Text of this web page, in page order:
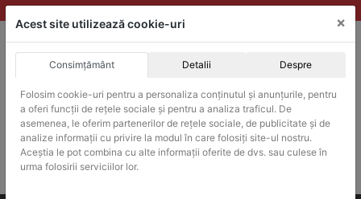
Skip
to
ACHIZITII PUBLICE
Produsele pot fi achizitionate si in sistemul SEAP / SICAP
Products
search
CAUTARE
Acest site utilizează cookie-uri ×
Consimțământ Detalii Despre
Folosim cookie-uri pentru a personaliza conținutul și anunțurile, pentru
a oferi funcții de rețele sociale și pentru a analiza traficul. De
asemenea, le oferim partenerilor de rețele sociale, de publicitate și de
analize informații cu privire la modul în care folosiți site-ul nostru.
Aceștia le pot combina cu alte informații oferite de dvs. sau culese în
urma folosirii serviciilor lor.